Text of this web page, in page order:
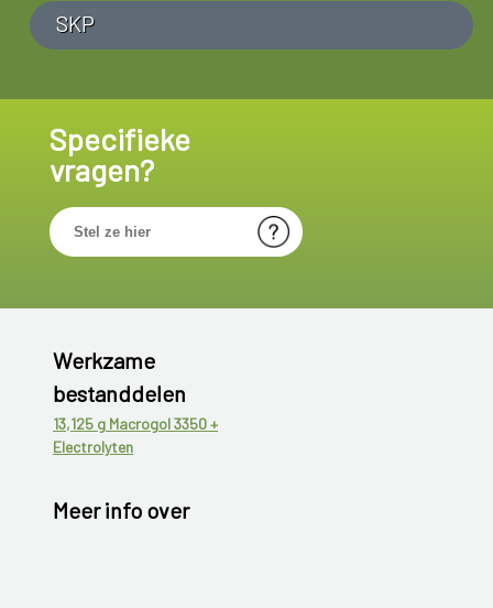
SKP
Specifieke
vragen?
Werkzame
bestanddelen
13,125 g Macrogol 3350 +
Electrolyten
Meer info over